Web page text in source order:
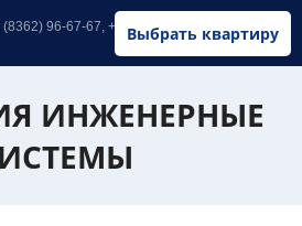
Выбрать квартиру
(8362) 96-67-67, +7 (902) 326-67-67
ИНЖЕНЕРНЫЕ